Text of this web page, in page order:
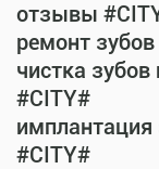
отзывы
ремонт
чистка
#CITY#
#CITY#